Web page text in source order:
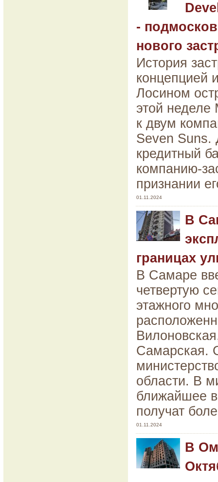
-
нового
История
концепцией
Лосином
этой неделе
к двум
Seven Suns.
кредитный
компанию-
признании
01.11.2024
В
границах
В Самаре
четвертую
этажного
Самарская.
области. В
ближайшее
получат
01.11.2024
В